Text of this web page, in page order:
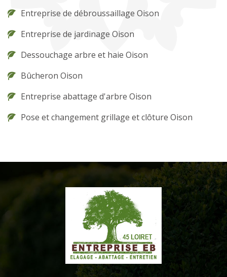
Entreprise de débroussaillage Oison
Entreprise de jardinage Oison
Dessouchage arbre et haie Oison
Bûcheron Oison
Entreprise abattage d'arbre Oison
Pose et changement grillage et clôture Oison